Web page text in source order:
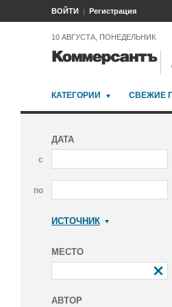
ВОЙТИ Регистрация
10 АВГУСТА, ПОНЕДЕЛЬНИК
КАТЕГОРИИ СВЕЖИЕ
ДАТА
с
по
ИСТОЧНИК
МЕСТО
АВТОР